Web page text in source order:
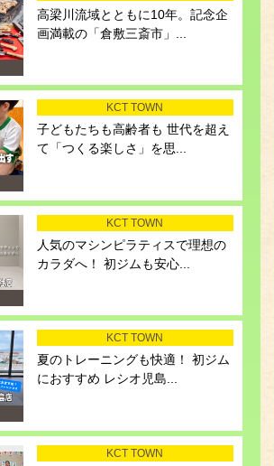
高梁川流域とともに10年。記念企
画満載の「倉敷三斎市」...
KCT TOWN
子どもたちも高齢者も 世代を超え
て「つくる楽しさ」を思...
KCT TOWN
人気のマシンピラティスで理想の
カラダへ！ 初ジムも安心...
KCT TOWN
夏のトレーニングも快適！ 初ジム
におすすめ レシオ児島...
KCT TOWN